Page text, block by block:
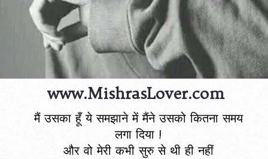
www.MishrasLover.com
मैं उसका हूँ ये समझाने में मैंने उसको कितना समय
लगा दिया !
और वो मेरी कभी सुरु से थी ही नहीं